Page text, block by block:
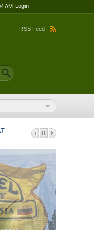
AM Login
RSS Feed
Offclub